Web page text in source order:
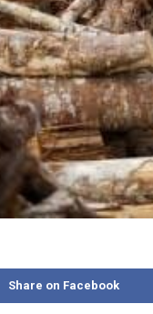
Share on Facebook